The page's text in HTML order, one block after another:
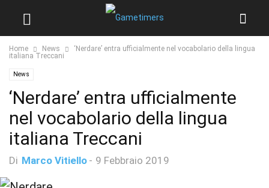
Home News
‘Nerdare’ entra ufficialmente nel vocabolario della lingua
italiana Treccani
News
‘Nerdare’ entra ufficialmente
nel vocabolario della lingua
italiana Treccani
Di Marco Vitiello - 9 Febbraio 2019